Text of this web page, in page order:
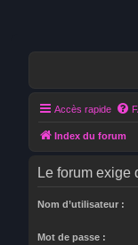
Accès rapide
Index du forum
Le forum exige
Nom d’utilisateur :
Mot de passe :